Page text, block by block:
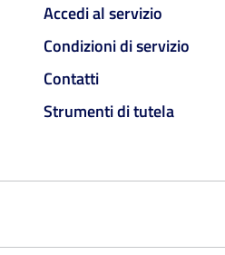
Accedi al servizio
Condizioni di servizio
Contatti
Strumenti di tutela